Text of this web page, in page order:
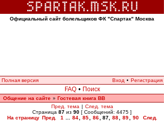
Официальный сайт болельщиков ФК "Спартак" Москва
Полная версия Вход • Регистрация
FAQ • Поиск
Общение на сайте » Гостевая книга ВВ
Пред. тема | След. тема
Страница 87 из 90 [ Сообщений: 4475 ]
На страницу Пред. 1 84 85 86 87, 88 89 90
След.